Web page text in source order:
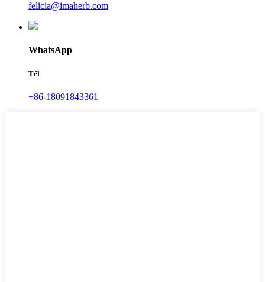
felicia@imaherb.com
WhatsApp
Tél
+86-18091843361